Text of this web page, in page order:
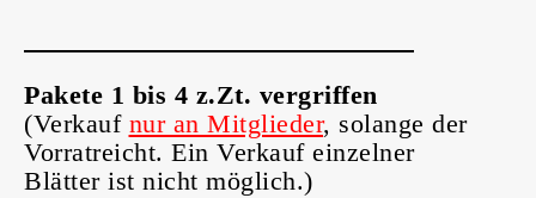
Pakete 1 bis 4 z.Zt. vergriffen
(Verkauf nur an Mitglieder, solange der
Vorratreicht. Ein Verkauf einzelner
Blätter ist nicht möglich.)